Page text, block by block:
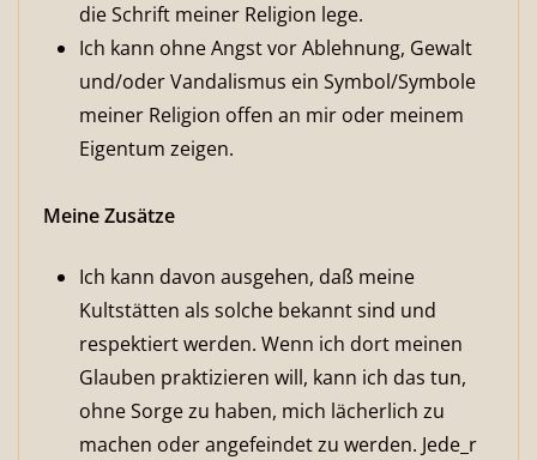
die Schrift meiner Religion lege.
Ich kann ohne Angst vor Ablehnung, Gewalt
und/oder Vandalismus ein Symbol/Symbole
meiner Religion offen an mir oder meinem
Eigentum zeigen.
Meine Zusätze
Ich kann davon ausgehen, daß meine
Kultstätten als solche bekannt sind und
respektiert werden. Wenn ich dort meinen
Glauben praktizieren will, kann ich das tun,
ohne Sorge zu haben, mich lächerlich zu
machen oder angefeindet zu werden. Jede_r